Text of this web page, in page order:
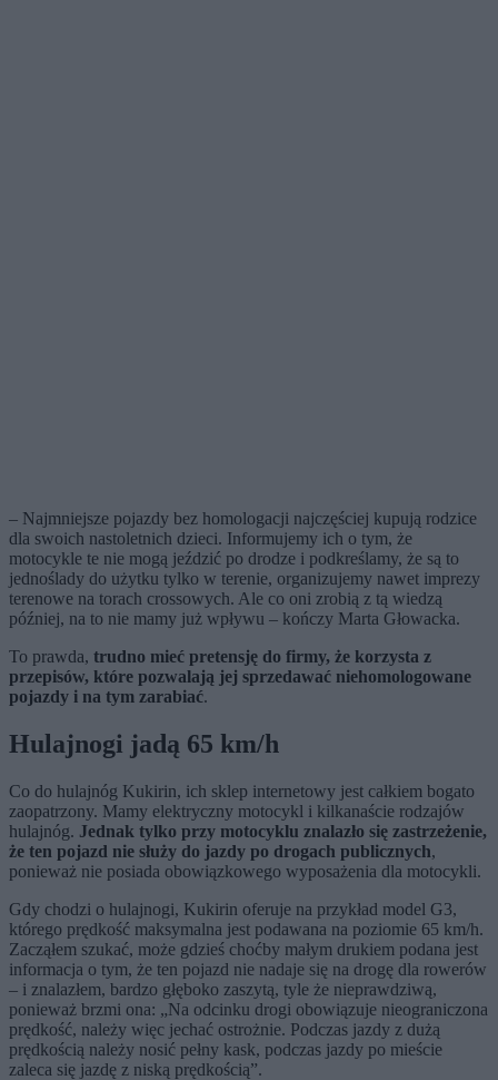
– Najmniejsze pojazdy bez homologacji najczęściej kupują rodzice
dla swoich nastoletnich dzieci. Informujemy ich o tym, że
motocykle te nie mogą jeździć po drodze i podkreślamy, że są to
jednoślady do użytku tylko w terenie, organizujemy nawet imprezy
terenowe na torach crossowych. Ale co oni zrobią z tą wiedzą
później, na to nie mamy już wpływu – kończy Marta Głowacka.
To prawda, trudno mieć pretensję do firmy, że korzysta z
przepisów, które pozwalają jej sprzedawać niehomologowane
pojazdy i na tym zarabiać.
Hulajnogi jadą 65 km/h
Co do hulajnóg Kukirin, ich sklep internetowy jest całkiem bogato
zaopatrzony. Mamy elektryczny motocykl i kilkanaście rodzajów
hulajnóg. Jednak tylko przy motocyklu znalazło się zastrzeżenie,
że ten pojazd nie służy do jazdy po drogach publicznych,
ponieważ nie posiada obowiązkowego wyposażenia dla motocykli.
Gdy chodzi o hulajnogi, Kukirin oferuje na przykład model G3,
którego prędkość maksymalna jest podawana na poziomie 65 km/h.
Zacząłem szukać, może gdzieś choćby małym drukiem podana jest
informacja o tym, że ten pojazd nie nadaje się na drogę dla rowerów
– i znalazłem, bardzo głęboko zaszytą, tyle że nieprawdziwą,
ponieważ brzmi ona: „Na odcinku drogi obowiązuje nieograniczona
prędkość, należy więc jechać ostrożnie. Podczas jazdy z dużą
prędkością należy nosić pełny kask, podczas jazdy po mieście
zaleca się jazdę z niską prędkością”.